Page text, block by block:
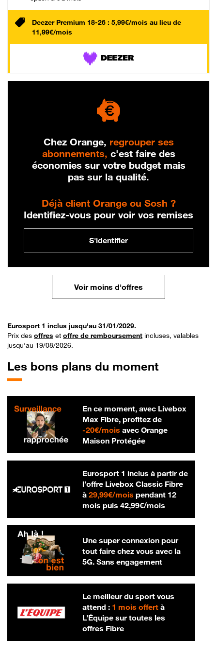
Deezer Premium 18-26 : 5,99€/mois au lieu de
11,99€/mois
Chez Orange, regrouper ses
abonnements, c'est faire des
économies sur votre budget mais
pas sur la qualité.
Déjà client Orange ou Sosh ?
Identifiez-vous pour voir vos remises
S'identifier
Voir moins d'offres
Eurosport 1 inclus jusqu'au 31/01/2029.
Prix des offres et offre de remboursement incluses, valables
jusqu’au 19/08/2026.
Les bons plans du moment
En ce moment, avec Livebox
Max Fibre, profitez de
-20€/mois20 € par mois
avec Orange
Maison Protégée
Eurosport 1 inclus à partir de
l’offre Livebox Classic Fibre
à 29,99€/mois29,99 € par mois
pendant 12
mois puis 42,99€/mois42,99 € par
Une super connexion pour
tout faire chez vous avec la
5G. Sans engagement
Le meilleur du sport vous
attend : 1 mois offertà
L’Équipe sur toutes les
offres Fibre